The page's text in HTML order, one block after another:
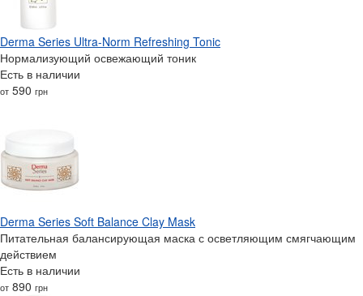
Derma Series Ultra-Norm Refreshing Tonic
Нормализующий освежающий тоник
Есть в наличии
от 590 грн
Derma Series Soft Balance Clay Mask
Питательная балансирующая маска с осветляющим смягчающим
действием
Есть в наличии
от 890 грн